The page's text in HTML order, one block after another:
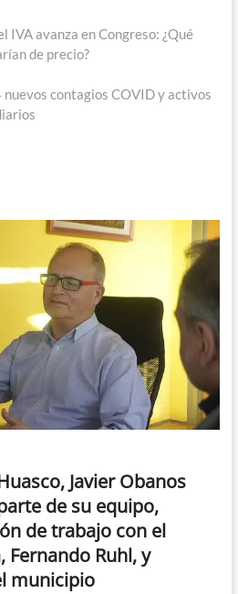
IVA avanza en Congreso: ¿Qué
de precio?
contagios COVID y activos
Javier Obanos
de su equipo,
de trabajo con el
Fernando Ruhl, y
municipio